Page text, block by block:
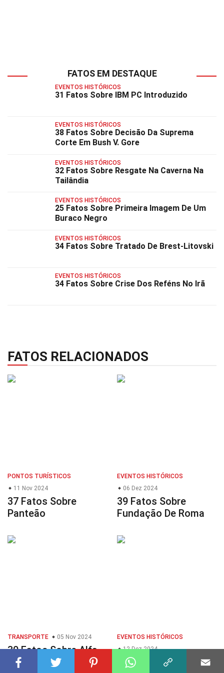
FATOS EM DESTAQUE
EVENTOS HISTÓRICOS
31 Fatos Sobre IBM PC Introduzido
EVENTOS HISTÓRICOS
38 Fatos Sobre Decisão Da Suprema
Corte Em Bush V. Gore
EVENTOS HISTÓRICOS
32 Fatos Sobre Resgate Na Caverna Na
Tailândia
EVENTOS HISTÓRICOS
25 Fatos Sobre Primeira Imagem De Um
Buraco Negro
EVENTOS HISTÓRICOS
34 Fatos Sobre Tratado De Brest-Litovski
EVENTOS HISTÓRICOS
34 Fatos Sobre Crise Dos Reféns No Irã
FATOS RELACIONADOS
PONTOS TURÍSTICOS
11 Nov 2024
37 Fatos Sobre
Panteão
EVENTOS HISTÓRICOS
06 Dez 2024
39 Fatos Sobre
Fundação De Roma
TRANSPORTE 05 Nov 2024
30 Fatos Sobre Alfa
Romeo Tonale
EVENTOS HISTÓRICOS
12 Dez 2024
26 Fatos Sobre